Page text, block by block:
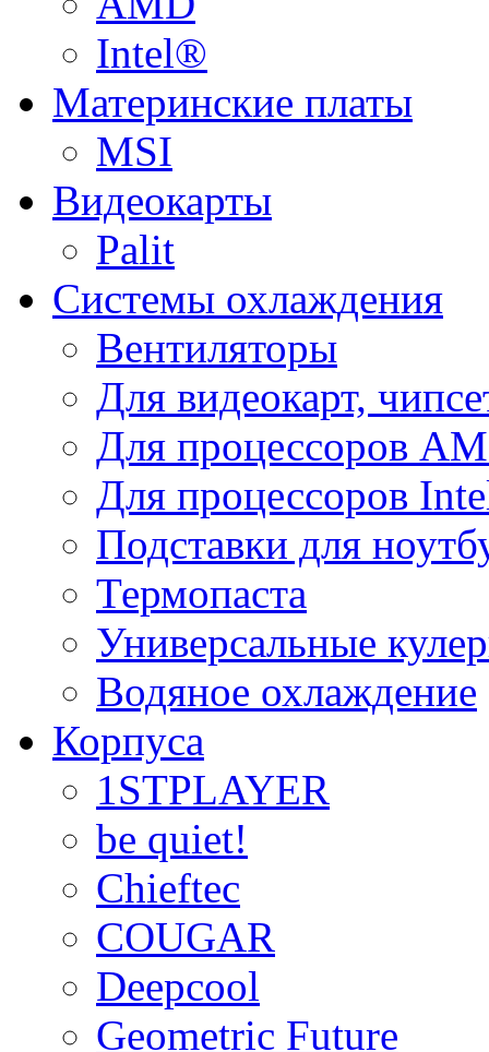
Intel®
Материнские платы
MSI
Видеокарты
Palit
Системы охлаждения
Вентиляторы
Для видеокарт,
Для процессоров
Для процессоров
Подставки для
Термопаста
Универсальные
Водяное охлаждение
Корпуса
1STPLAYER
be quiet!
Chieftec
COUGAR
Deepcool
Geometric Future